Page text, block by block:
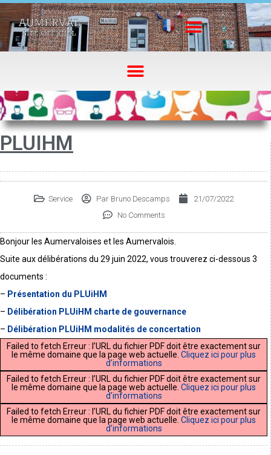
PLUIHM
Service Par Bruno Descamps
21/07/2022
No Comments
Bonjour les Aumervaloises et les Aumervalois.
Suite aux délibérations du 29 juin 2022, vous trouverez ci-dessous 3
documents :
– Présentation du PLUiHM
– Délibération PLUiHM charte de gouvernance
– Délibération PLUiHM modalités de concertation
Failed to fetch Erreur : l’URL du fichier PDF doit être exactement sur
le même domaine que la page web actuelle. Cliquez ici pour plus
d’informations
Failed to fetch Erreur : l’URL du fichier PDF doit être exactement sur
le même domaine que la page web actuelle. Cliquez ici pour plus
d’informations
Failed to fetch Erreur : l’URL du fichier PDF doit être exactement sur
le même domaine que la page web actuelle. Cliquez ici pour plus
d’informations